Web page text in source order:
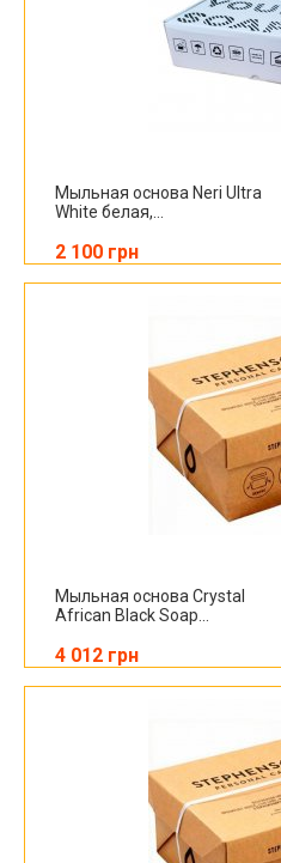
Мыльная основа Neri Ultra
White белая,...
2 100 грн
Мыльная основа Crystal
African Black Soap...
4 012 грн